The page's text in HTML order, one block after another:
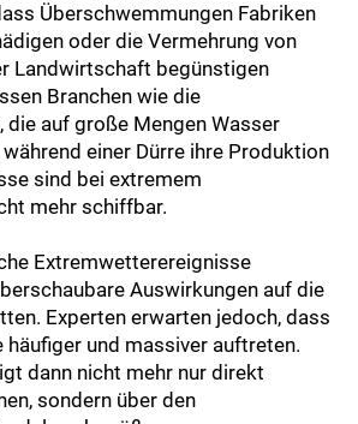
Überschwemmungen Fabriken
oder die Vermehrung von
Landwirtschaft begünstigen
Branchen wie die
auf große Mengen Wasser
einer Dürre ihre Produktion
sind bei extremem
mehr schiffbar.
Extremwetterereignisse
Auswirkungen auf die
Experten erwarten jedoch, dass
häufiger und massiver auftreten.
dann nicht mehr nur direkt
sondern über den